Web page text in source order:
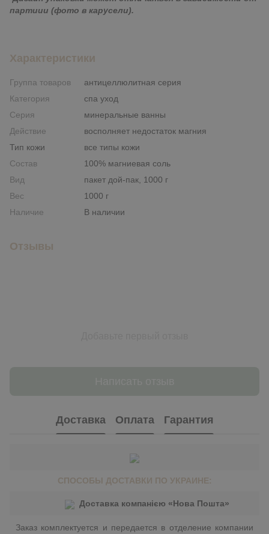
партиии (фото в карусели).
Характеристики
Группа товаров
антицеллюлитная серия
Категория
спа уход
Серия
минеральные ванны
Действие
восполняет недостаток магния
Тип кожи
все типы кожи
Состав
100% магниевая соль
Вид
пакет дой-пак, 1000 г
Вес
1000 г
Наличие
В наличии
Отзывы
Доставка Оплата Гарантия
СПОСОБЫ ДОСТАВКИ ПО УКРАИНЕ:
Доставка компанією «Нова Пошта»
Заказ комплектуется и передается в отделение компании